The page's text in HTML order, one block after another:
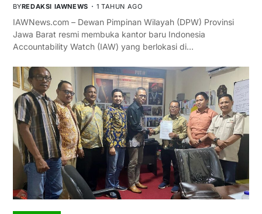
BYREDAKSI IAWNEWS 1 TAHUN AGO
IAWNews.com – Dewan Pimpinan Wilayah (DPW) Provinsi
Jawa Barat resmi membuka kantor baru Indonesia
Accountability Watch (IAW) yang berlokasi di…